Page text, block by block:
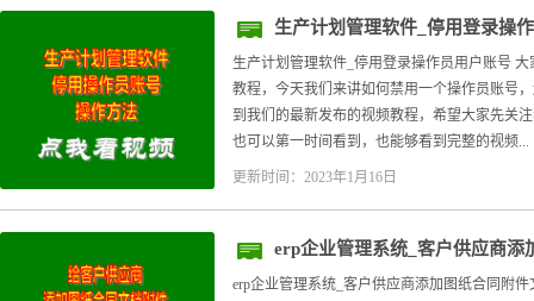
生产计划管理软件_停用登录操
生产计划管理软件_停用登录操作员用户账号
教程，今天我们来讲如何禁用一个操作员账号
到我们的最新发布的视频教程，希望大家先关
也可以第一时间看到，也能够看到完整的视频...
更新时间：2023年1月16日
erp企业管理系统_客户供应商添
erp企业管理系统_客户供应商添加图纸合同附